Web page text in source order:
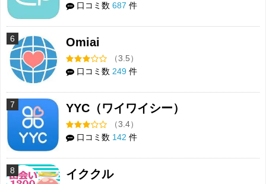
口コミ数 687 件
6 Omiai
（3.5）
口コミ数 249 件
7 YYC（ワイワイシー）
（3.4）
口コミ数 142 件
8 イククル